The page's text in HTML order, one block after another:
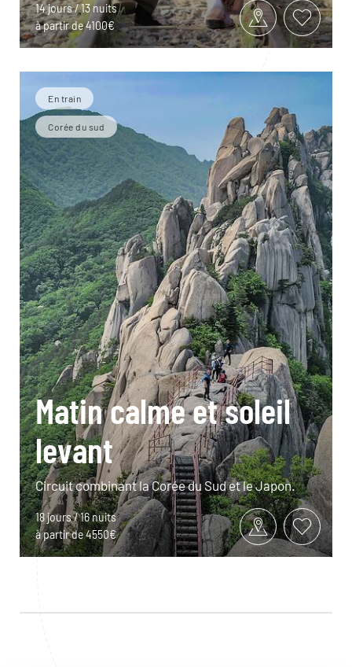
14 jours / 13 nuits
à partir de 4100€
En train
Corée du sud
Matin calme et soleil
levant
Circuit combinant la Corée du Sud et le Japon.
18 jours / 16 nuits
à partir de 4550€